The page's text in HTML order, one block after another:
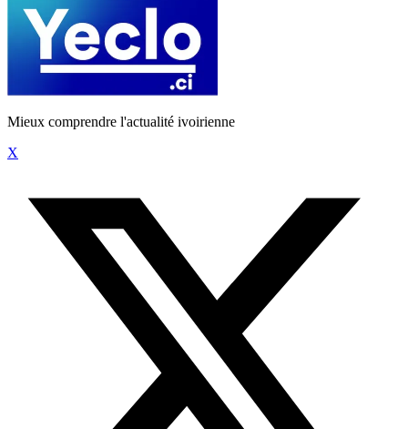
Mieux comprendre l'actualité ivoirienne
X